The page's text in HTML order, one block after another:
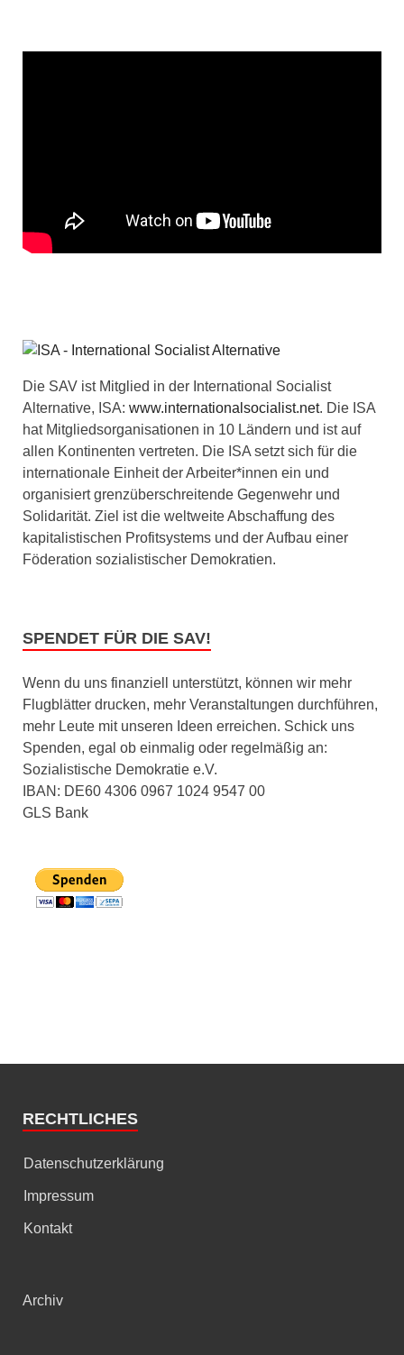
Die SAV ist Mitglied in der International Socialist
Alternative, ISA: www.internationalsocialist.net. Die ISA
hat Mitgliedsorganisationen in 10 Ländern und ist auf
allen Kontinenten vertreten. Die ISA setzt sich für die
internationale Einheit der Arbeiter*innen ein und
organisiert grenzüberschreitende Gegenwehr und
Solidarität. Ziel ist die weltweite Abschaffung des
kapitalistischen Profitsystems und der Aufbau einer
Föderation sozialistischer Demokratien.
SPENDET FÜR DIE SAV!
Wenn du uns finanziell unterstützt, können wir mehr
Flugblätter drucken, mehr Veranstaltungen durchführen,
mehr Leute mit unseren Ideen erreichen. Schick uns
Spenden, egal ob einmalig oder regelmäßig an:
Sozialistische Demokratie e.V.
IBAN: DE60 4306 0967 1024 9547 00
GLS Bank
RECHTLICHES
Datenschutzerklärung
Impressum
Kontakt
Archiv